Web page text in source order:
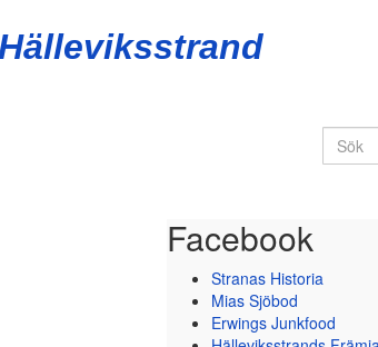
Search
for:
Facebook
Stranas Historia
Mias Sjöbod
Erwings Junkfood